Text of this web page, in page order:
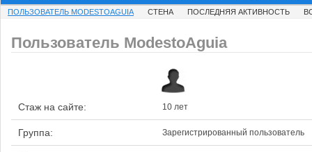
ПОЛЬЗОВАТЕЛЬ MODESTOAGUIA СТЕНА ПОСЛЕДНЯЯ АКТИВНОСТЬ
Пользователь ModestoAguia
Стаж на сайте: 10 лет
Группа: Зарегистрированный пользователь